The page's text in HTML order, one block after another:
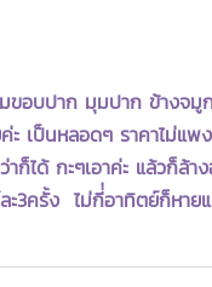
มขอบปาก มุมปาก ข้างจมู
ะ เป็นหลอดๆ ราคาไม่แพ
ก็ได้ กะๆเอาค่ะ แล้วก็ล้
3ครั้ง ไม่กี่่อาทิตย์ก็หาย